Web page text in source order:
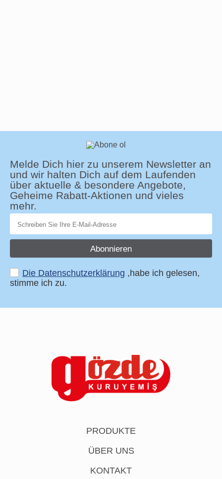
Melde Dich hier zu unserem Newsletter an
und wir halten Dich auf dem Laufenden
über aktuelle & besondere Angebote,
Geheime Rabatt-Aktionen und vieles
mehr.
Abonnieren
Die Datenschutzerklärung ,habe ich gelesen,
stimme ich zu.
PRODUKTE
ÜBER UNS
KONTAKT